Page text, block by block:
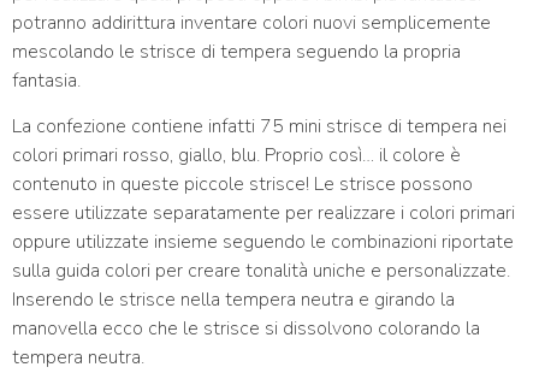
potranno addirittura inventare colori nuovi semplicemente
mescolando le strisce di tempera seguendo la propria
fantasia.
La confezione contiene infatti 75 mini strisce di tempera nei
colori primari rosso, giallo, blu. Proprio così… il colore è
contenuto in queste piccole strisce! Le strisce possono
essere utilizzate separatamente per realizzare i colori primari
oppure utilizzate insieme seguendo le combinazioni riportate
sulla guida colori per creare tonalità uniche e personalizzate.
Inserendo le strisce nella tempera neutra e girando la
manovella ecco che le strisce si dissolvono colorando la
tempera neutra.